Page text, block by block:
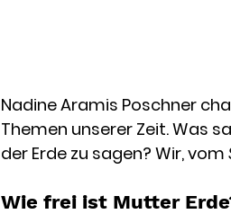
Nadine Aramis Poschner
Themen unserer Zeit. Was
der Erde zu sagen? Wir, vom
Wie frei ist Mutter